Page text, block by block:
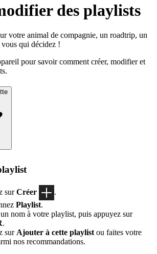
des playlists
votre animal de compagnie, un roadtrip, un
qui décidez !
pour savoir comment créer, modifier et
surCréer
.
Playlist.
nom à votre playlist, puis appuyez sur
.
sur Ajouter à cette playlist ou faites votre
nos recommandations.